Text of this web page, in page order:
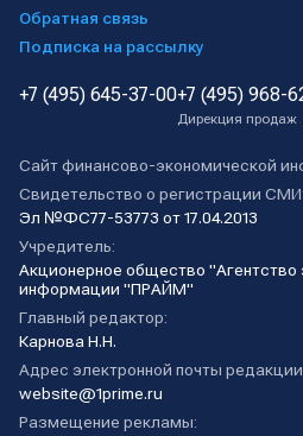
Обратная связь
Подписка на рассылку
+7 (495) 645-37-00+7 (495) 968-
Дирекция продаж
Сайт финансово-экономической
Свидетельство о регистрации СМИ:
Эл №ФС77-53773 от 17.04.2013
Учредитель:
Акционерное общество "Агентство
информации "ПРАЙМ"
Главный редактор:
Карнова Н.Н.
Адрес электронной почты
website@1prime.ru
Размещение рекламы: